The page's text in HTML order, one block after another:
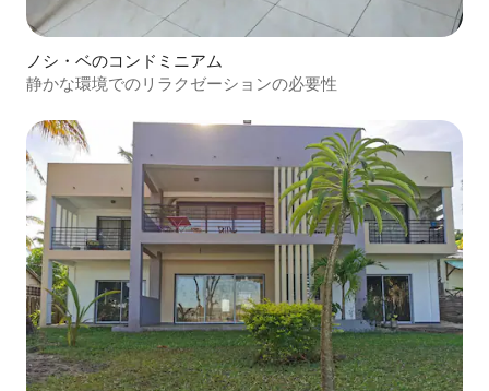
ノシ・ベのコンドミニアム
静かな環境でのリラクゼーションの必要性